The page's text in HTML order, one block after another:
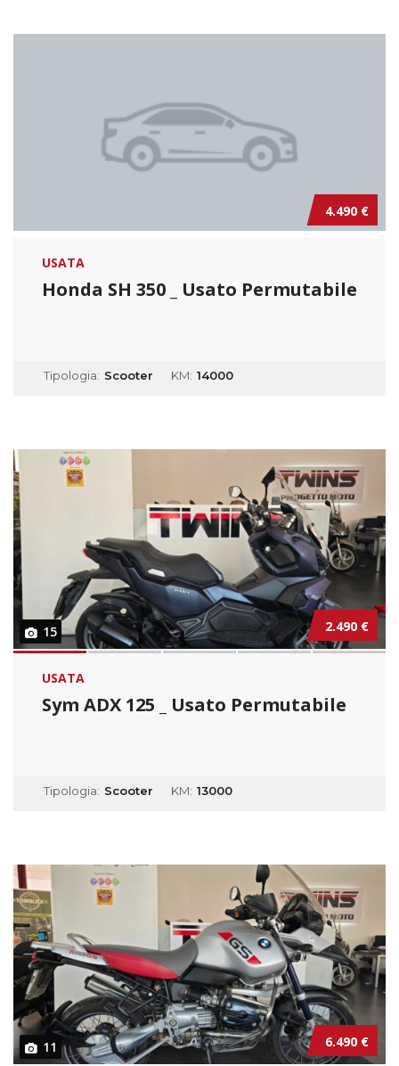
4.490 €
USATA
Honda SH 350 _ Usato Permutabile
Tipologia: Scooter KM: 14000
15 2.490 €
USATA
Sym ADX 125 _ Usato Permutabile
Tipologia: Scooter KM: 13000
11 6.490 €